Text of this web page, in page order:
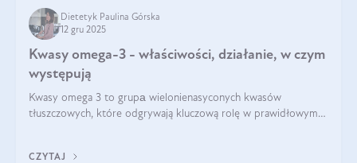
Dietetyk Paulina Górska
12 gru 2025
Kwasy omega-3 - właściwości, działanie, w czym
występują
Kwasy omega 3 to grupа wielonienasyconych kwasów
tłuszczowych, które odgrywają kluczową rolę w prawidłowym
CZYTAJ